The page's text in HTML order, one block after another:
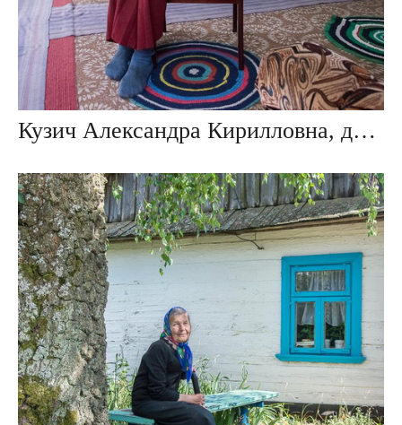
Кузич Александра Кирилловна, дер. Повитье, Беларусь